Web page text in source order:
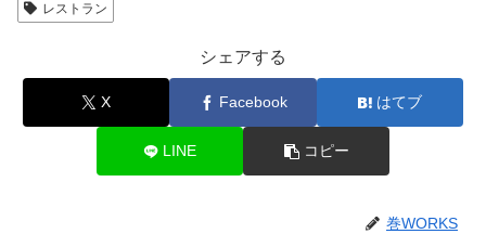
レストラン
シェアする
X Facebook はてブ
LINE コピー
巻WORKS